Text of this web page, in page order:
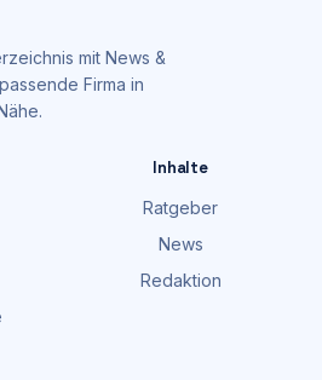
mit News &
Firma in
Inhalte
Ratgeber
News
Redaktion